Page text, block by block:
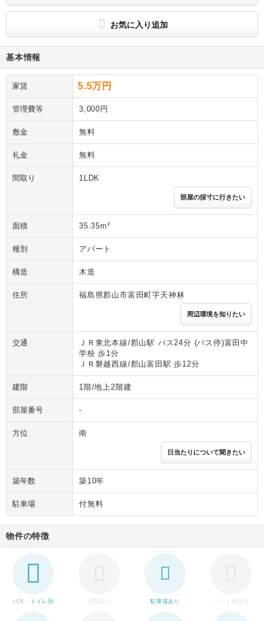
お気に入り追加
基本情報
家賃 5.5万円
管理費等 3,000円
敷金 無料
礼金 無料
間取り 1LDK
部屋の採寸に行きたい
面積 35.35m²
種別 アパート
構造 木造
住所 福島県郡山市富田町字天神林
周辺環境を知りたい
交通
ＪＲ東北本線/郡山駅 バス24分 (バス停)富田中
学校 歩1分
ＪＲ磐越西線/郡山富田駅 歩12分
建階 1階/地上2階建
部屋番号 -
方位 南
日当たりについて聞きたい
築年数 築10年
駐車場 付無料
物件の特徴
バス・トイレ別 2階以上 駐車場あり ペット相談可